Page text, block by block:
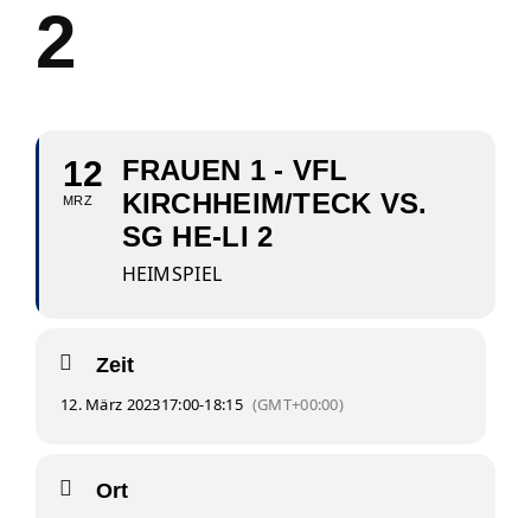
2
12
MRZ
FRAUEN 1 - VFL
KIRCHHEIM/TECK VS.
SG HE-LI 2
HEIMSPIEL
Zeit
12. März 202317:00-18:15 (GMT+00:00)
Ort